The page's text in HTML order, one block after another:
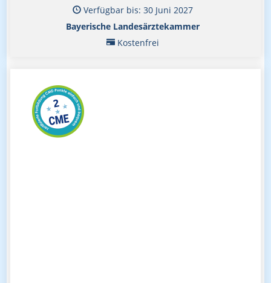
Verfügbar bis: 30 Juni 2027
Bayerische Landesärztekammer
Kostenfrei